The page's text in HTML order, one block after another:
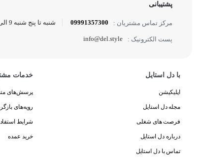
پشتیبانی
مرکز تماس مشتریان : 09991357300 شنبه تا پنج شنبه 9 الی 21
پست الکترونیک : info@del.style
با دل استایل
اپلیکیشن
مجله دل استایل
فرصت های شغلی
درباره دل استایل
تماس با دل استایل
خدمات
پرسش‌های
رویه‌های
شرایط
خرید عمده